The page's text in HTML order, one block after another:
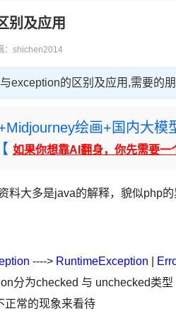
别及应用
：shichen2014
exception的区别及应用,需要的
绘画+国内大模
【 如果你想靠AI翻身，你先需要一
料大多是java的解释，貌似php
----> RuntimeException
分为checked 与 unchecked类型
正常的现象来看待